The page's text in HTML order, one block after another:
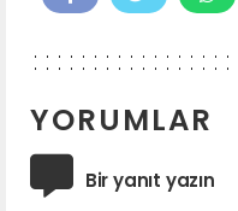
YORUMLAR
Bir yanıt yazın